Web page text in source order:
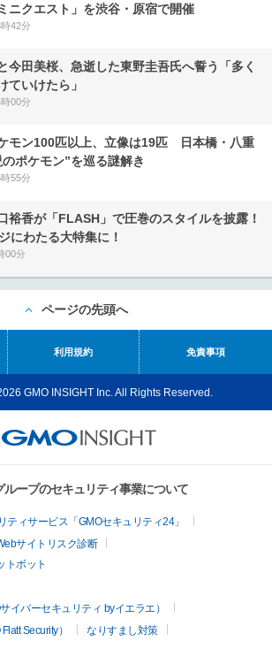
ニクエスト」を渋谷・原宿で開催
42分
今田美桜、急逝した東野圭吾氏へ誓う「多く
ていけたら」
00分
モン100匹以上、立像は19匹 日本橋・八重
ポケモン”を巡る謎解き
55分
裕香が「FLASH」で圧巻のスタイルを披露！
にわたる大特集に！
00分
ページの先頭へ
利用規約 免責事項
GMO INSIGHT Inc. All Rights Reserved.
ープのセキュリティ事業について
ィサービス「GMOセキュリティ24」
サイトリスク診断
トボット
イバーセキュリティ byイエラエ）
Security）
なりすまし対策